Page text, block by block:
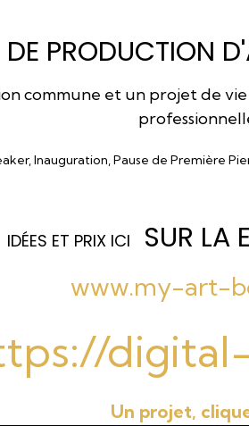
PRODUCTION
commune et un projet de
Inauguration, Pause de Première
IDÉES ET PRIX ICI SUR LA
www.my-art-
Un projet,